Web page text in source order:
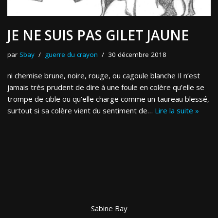
JE NE SUIS PAS GILET JAUNE
par Sbay guerre du crayon 30 décembre 2018
ni chemise brune, noire, rouge, ou cagoule blanche Il n’est
jamais très prudent de dire à une foule en colère qu’elle se
trompe de cible ou qu’elle charge comme un taureau blessé,
surtout si sa colère vient du sentiment de… Lire la suite »
Sabine Bay